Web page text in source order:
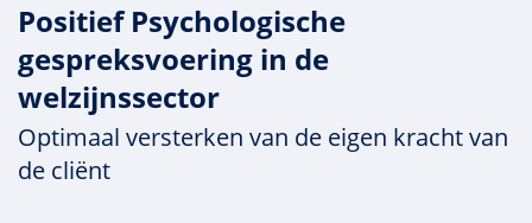
Positief Psychologische
gespreksvoering in de
welzijnssector
Optimaal versterken van de eigen kracht van
de cliënt